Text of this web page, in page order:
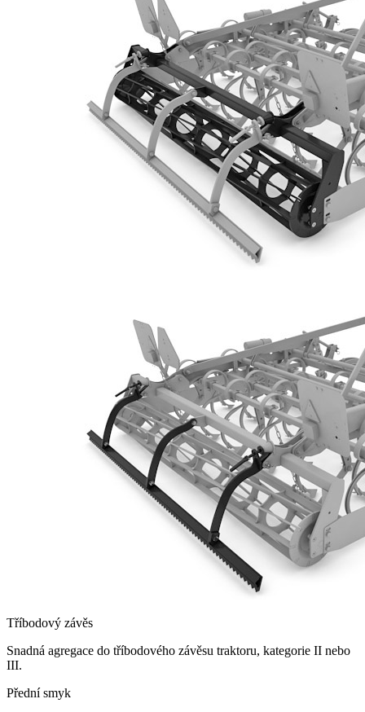
Tříbodový závěs
Snadná agregace do tříbodového závěsu traktoru, kategorie II nebo
III.
Přední smyk